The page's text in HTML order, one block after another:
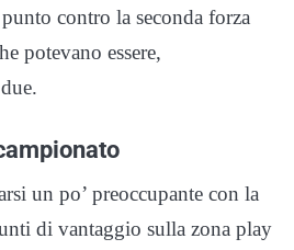
contro la seconda forza
potevano essere,
un po’ preoccupante con la
di vantaggio sulla zona play